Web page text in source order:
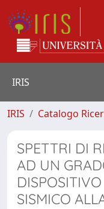
IRIS
IRIS Catalogo
SPETTRI DI
AD UN
SISMICO